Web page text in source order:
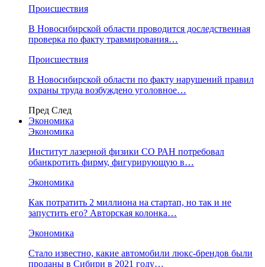
Происшествия
В Новосибирской области проводится доследственная
проверка по факту травмирования…
Происшествия
В Новосибирской области по факту нарушений правил
охраны труда возбуждено уголовное…
Пред След
Экономика
Экономика
Институт лазерной физики СО РАН потребовал
обанкротить фирму, фигурирующую в…
Экономика
Как потратить 2 миллиона на стартап, но так и не
запустить его? Авторская колонка…
Экономика
Стало известно, какие автомобили люкс-брендов были
проданы в Сибири в 2021 году…